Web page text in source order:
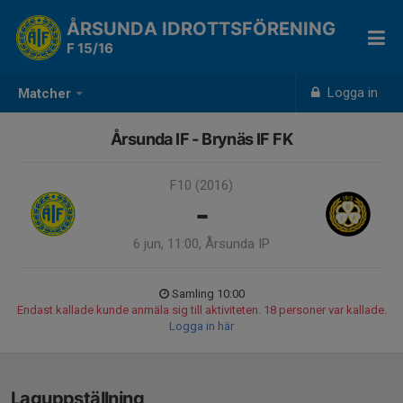
Matcher Logga in
ÅRSUNDA IDROTTSFÖRENING
F 15/16
Årsunda IF - Brynäs IF FK
F10 (2016)
-
6 jun, 11:00, Årsunda IP
Samling 10:00
Endast kallade kunde anmäla sig till aktiviteten. 18 personer var kallade.
Logga in här
Laguppställning